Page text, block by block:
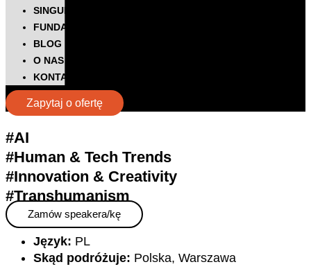
SINGULARITY
FUNDACJA
BLOG
O NAS
KONTAKT
Zapytaj o ofertę
#AI
#Human & Tech Trends
#Innovation & Creativity
#Transhumanism
Zamów speakera/kę
Język: PL
Skąd podróżuje: Polska, Warszawa